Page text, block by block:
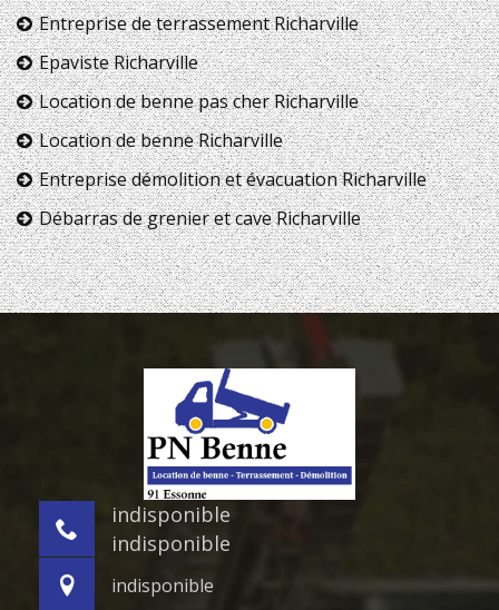
Entreprise de terrassement Richarville
Epaviste Richarville
Location de benne pas cher Richarville
Location de benne Richarville
Entreprise démolition et évacuation Richarville
Débarras de grenier et cave Richarville
indisponible
indisponible
indisponible